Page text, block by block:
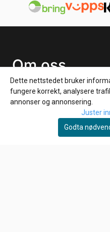
Om oss
HD Låven AS
Hølandsveien 96
Org. nr. 925827061
Dette nettstedet bruker
fungere korrekt, analysere
annonser og annonsering.
Juster
Godta